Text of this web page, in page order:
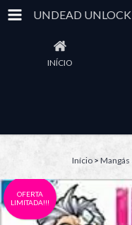
UNDEAD
INÍCIO
Início > Mangás
OFERTA
LIMITADA!!!